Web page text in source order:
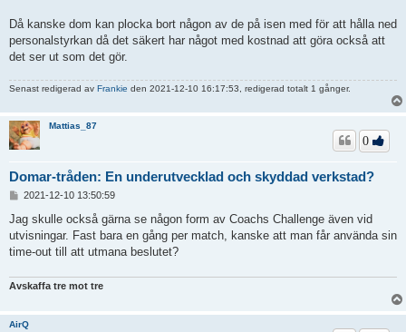
Då kanske dom kan plocka bort någon av de på isen med för att hålla ned
personalstyrkan då det säkert har något med kostnad att göra också att
det ser ut som det gör.
Senast redigerad av Frankie den 2021-12-10 16:17:53, redigerad totalt 1 gånger.
Mattias_87
Domar-tråden: En underutvecklad och skyddad verkstad?
0
l
ä
g
g
2021-12-10 13:50:59
Jag skulle också gärna se någon form av Coachs Challenge även vid
utvisningar. Fast bara en gång per match, kanske att man får använda sin
time-out till att utmana beslutet?
Avskaffa tre mot tre
AirQ